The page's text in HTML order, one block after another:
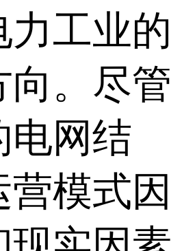
力工业的
向。尽管
电网结
模式因